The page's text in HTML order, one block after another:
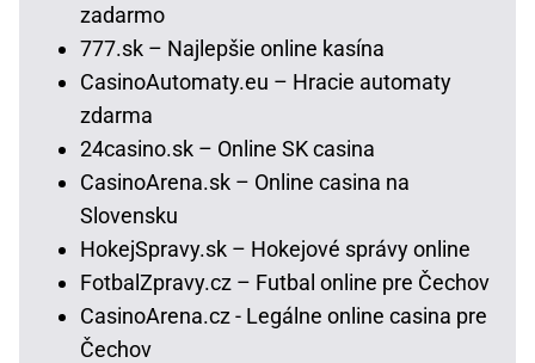
zadarmo
777.sk – Najlepšie online kasína
CasinoAutomaty.eu – Hracie automaty
zdarma
24casino.sk – Online SK casina
CasinoArena.sk – Online casina na
Slovensku
HokejSpravy.sk – Hokejové správy online
FotbalZpravy.cz – Futbal online pre Čechov
CasinoArena.cz - Legálne online casina pre
Čechov